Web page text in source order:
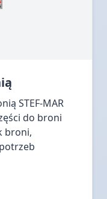
STEF-MAR
do broni
broni,